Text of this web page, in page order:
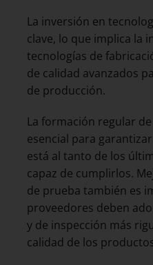
La inversión en
clave, lo que implica la
tecnologías de
de calidad avanzados
de producción.
La formación regular
esencial para
está al tanto de los
capaz de cumplirlos.
de prueba también es
proveedores deben
y de inspección más
calidad de los